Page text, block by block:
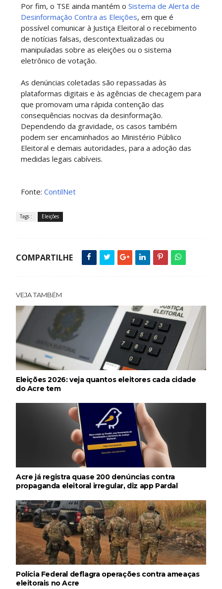
Por fim, o TSE ainda mantém o Sistema de Alerta de
Desinformação Contra as Eleições, em que é
possível comunicar à Justiça Eleitoral o recebimento
de notícias falsas, descontextualizadas ou
manipuladas sobre as eleições ou o sistema
eletrônico de votação.
As denúncias coletadas são repassadas às
plataformas digitais e às agências de checagem para
que promovam uma rápida contenção das
consequências nocivas da desinformação.
Dependendo da gravidade, os casos também
podem ser encaminhados ao Ministério Público
Eleitoral e demais autoridades, para a adoção das
medidas legais cabíveis.
Fonte: ContilNet
Tags : Eleições
COMPARTILHE
VEJA TAMBÉM
Eleições 2026: veja quantos eleitores cada cidade
do Acre tem
Acre já registra quase 200 denúncias contra
propaganda eleitoral irregular, diz app Pardal
Polícia Federal deflagra operações contra ameaças
eleitorais no Acre